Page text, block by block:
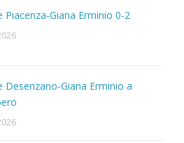
Piacenza-Giana Erminio 0-2
Desenzano-Giana Erminio a